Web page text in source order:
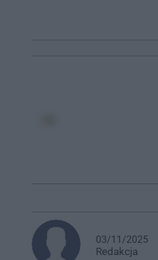
03/11/2025
Redakcja